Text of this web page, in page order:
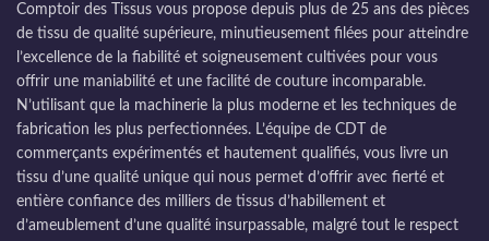
Comptoir des Tissus vous propose depuis plus de 25 ans des pièces
de tissu de qualité supérieure, minutieusement filées pour atteindre
l’excellence de la fiabilité et soigneusement cultivées pour vous
offrir une maniabilité et une facilité de couture incomparable.
N’utilisant que la machinerie la plus moderne et les techniques de
fabrication les plus perfectionnées. L’équipe de CDT de
commerçants expérimentés et hautement qualifiés, vous livre un
tissu d’une qualité unique qui nous permet d’offrir avec fierté et
entière confiance des milliers de tissus d’habillement et
d’ameublement d’une qualité insurpassable, malgré tout le respect